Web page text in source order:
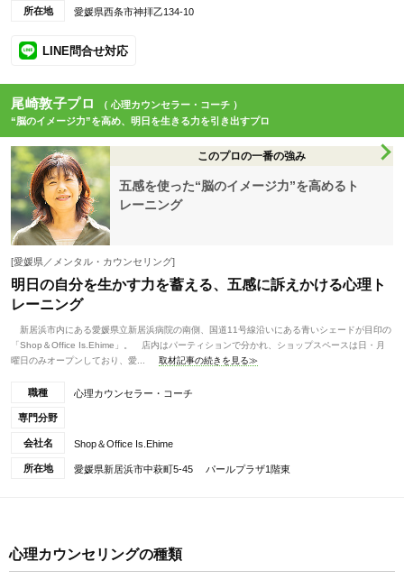
所在地 愛媛県西条市神拝乙134-10
LINE問合せ対応
尾崎敦子プロ
（ 心理カウンセラー・コーチ ）
“脳のイメージ力”を高め、明日を生きる力を引き出すプロ
このプロの一番の強み
五感を使った“脳のイメージ力”を高めるト
レーニング
[愛媛県／メンタル・カウンセリング]
明日の自分を生かす力を蓄える、五感に訴えかける心理ト
レーニング
新居浜市内にある愛媛県立新居浜病院の南側、国道11号線沿いにある青いシェードが目印の
「Shop＆Office Is.Ehime」。 店内はパーティションで分かれ、ショップスペースは日・月
曜日のみオープンしており、愛...
取材記事の続きを見る≫
職種 心理カウンセラー・コーチ
専門分野
会社名 Shop＆Office Is.Ehime
所在地 愛媛県新居浜市中萩町5-45 パールプラザ1階東
心理カウンセリングの種類